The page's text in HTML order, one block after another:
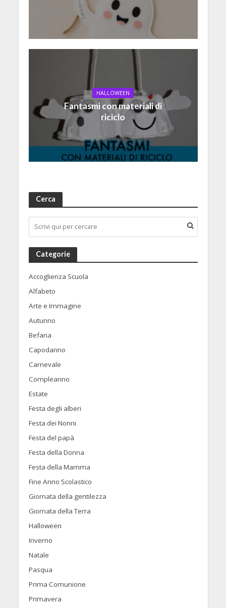
HALLOWEEN
Fantasmi con materiali di
riciclo
Cerca
Categorie
Accoglienza Scuola
Alfabeto
Arte e Immagine
Autunno
Befana
Capodanno
Carnevale
Compleanno
Estate
Festa degli alberi
Festa dei Nonni
Festa del papà
Festa della Donna
Festa della Mamma
Fine Anno Scolastico
Giornata della gentilezza
Giornata della Terra
Halloween
Inverno
Natale
Pasqua
Prima Comunione
Primavera